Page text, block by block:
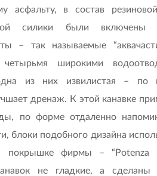
асфальту, в состав
силики были включены
– так называемые
широкими
из них извилистая – по
дренаж. К этой канавке
по форме отдаленно
блоки подобного дизайна
фирмы – “Potenza
не гладкие, а